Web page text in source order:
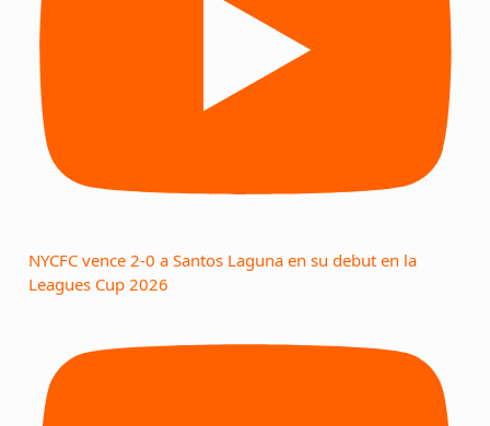
NYCFC vence 2-0 a Santos Laguna en su debut en la
Leagues Cup 2026